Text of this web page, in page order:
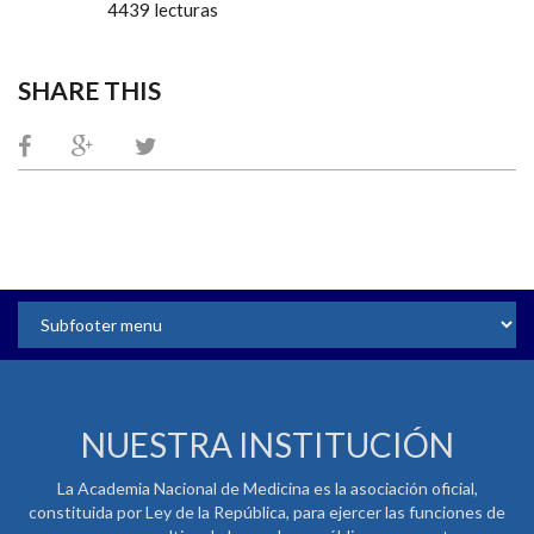
4439 lecturas
SHARE THIS
NUESTRA INSTITUCIÓN
La Academia Nacional de Medicina es la asociación oficial,
constituida por Ley de la República, para ejercer las funciones de